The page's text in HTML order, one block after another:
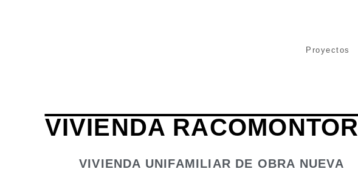
Proyectos
VIVIENDA
VIVIENDA UNIFAMILIAR DE OBRA NUEVA